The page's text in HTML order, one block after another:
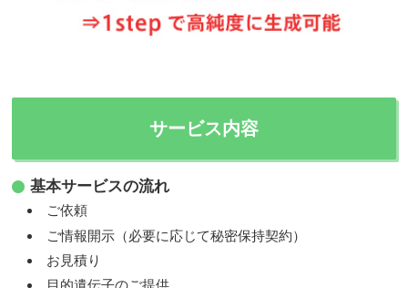
サービス内容
基本サービスの流れ
ご依頼
ご情報開示（必要に応じて秘密保持契約）
お見積り
目的遺伝子のご提供